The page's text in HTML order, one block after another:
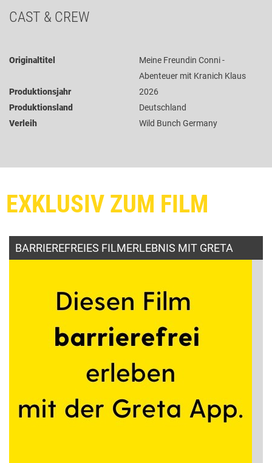
CAST & CREW
Originaltitel
Meine Freundin Conni -
Abenteuer mit Kranich Klaus
Produktionsjahr
2026
Produktionsland
Deutschland
Verleih
Wild Bunch Germany
EXKLUSIV ZUM FILM
BARRIEREFREIES FILMERLEBNIS MIT GRETA